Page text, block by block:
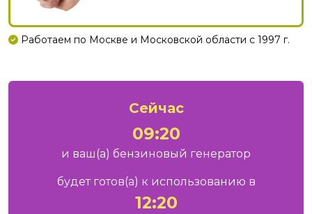
Работаем по Москве и Московской области с 1997 г.
Сейчас
09:20
и ваш(а) бензиновый генератор
будет готов(а) к использованию в
12:20